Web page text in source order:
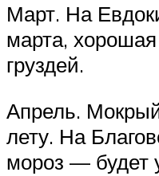
Март. На
марта,
груздей.
Апрель.
лету. На
мороз — будет